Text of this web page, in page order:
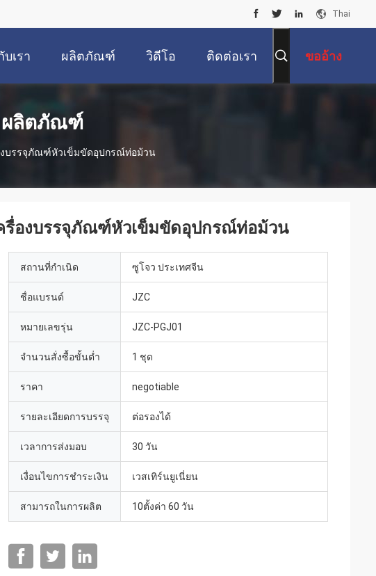
Thai
บเรา ผลิตภัณฑ์ วิดีโอ ติดต่อเรา ขออ้าง
ผลิตภัณฑ์
งบรรจุภัณฑ์หัวเข็มขัดอุปกรณ์ท่อม้วน
รื่องบรรจุภัณฑ์หัวเข็มขัดอุปกรณ์ท่อม้วน
สถานที่กำเนิด ซูโจว ประเทศจีน
ชื่อแบรนด์ JZC
หมายเลขรุ่น JZC-PGJ01
จำนวนสั่งซื้อขั้นต่ำ 1 ชุด
ราคา negotiable
รายละเอียดการบรรจุ ต่อรองได้
เวลาการส่งมอบ 30 วัน
เงื่อนไขการชำระเงิน เวสเทิร์นยูเนี่ยน
สามารถในการผลิต 10ตั้งค่า 60 วัน